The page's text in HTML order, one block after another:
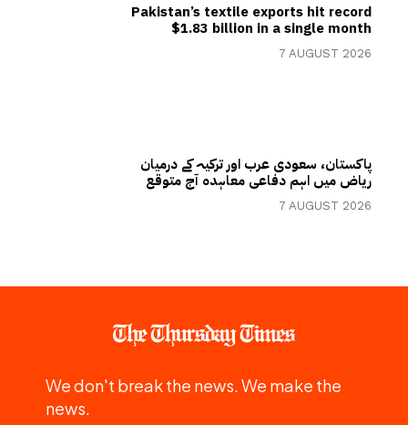
Pakistan’s textile exports hit record
$1.83 billion in a single month
7 AUGUST 2026
پاکستان، سعودی عرب اور ترکیہ کے درمیان
ریاض میں اہم دفاعی معاہدہ آج متوقع
7 AUGUST 2026
We don't break the news. We make the
news.